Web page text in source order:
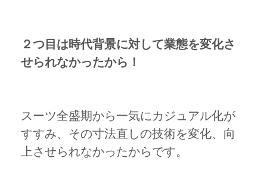
２つ目は時代背景に対して業態を変化さ
せられなかったから！
スーツ全盛期から一気にカジュアル化が
すすみ、その寸法直しの技術を変化、向
上させられなかったからです。